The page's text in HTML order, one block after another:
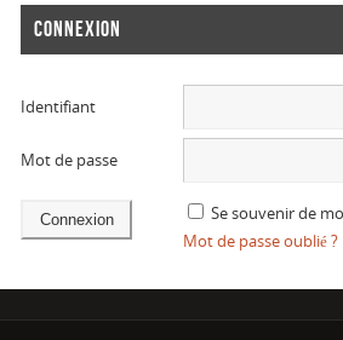
CONNEXION
Identifiant
Mot de passe
Se souvenir de
Mot de passe oublié ?